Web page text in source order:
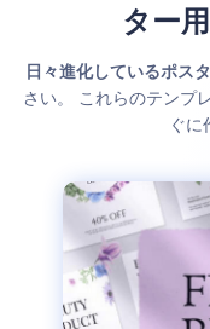
ター
日々進化しているポス
さい。 これらのテンプ
ぐに